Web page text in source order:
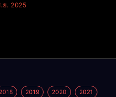
ย. 2025
2018 2019 2020 2021